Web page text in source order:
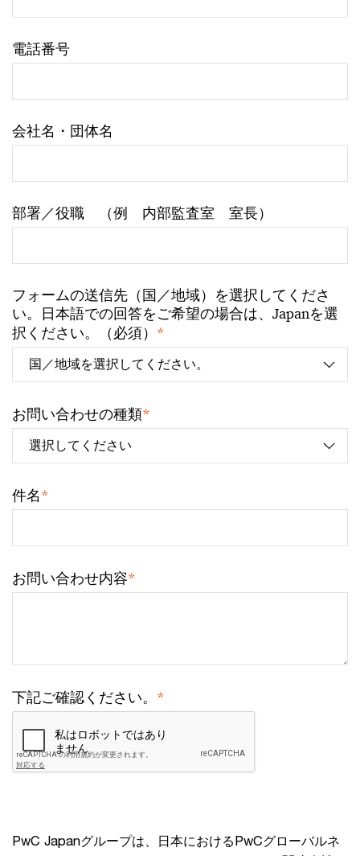
電話番号
会社名・団体名
部署／役職 （例 内部監査室 室長）
フォームの送信先（国／地域）を選択してくださ
い。日本語での回答をご希望の場合は、Japanを選
択ください。（必須） *
お問い合わせの種類*
件名*
お問い合わせ内容*
下記ご確認ください。 *
PwC Japanグループは、日本におけるPwCグローバルネ